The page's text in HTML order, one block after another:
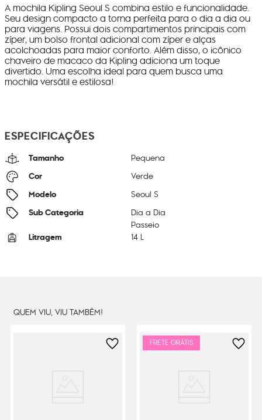
A mochila Kipling Seoul S combina estilo e funcionalidade.
Seu design compacto a torna perfeita para o dia a dia ou
para viagens. Possui dois compartimentos principais com
zíper, um bolso frontal adicional com zíper e alças
acolchoadas para maior conforto. Além disso, o icônico
chaveiro de macaco da Kipling adiciona um toque
divertido. Uma escolha ideal para quem busca uma
mochila versátil e estilosa!
ESPECIFICAÇÕES
Tamanho Pequena
Cor Verde
Modelo Seoul S
Sub Categoria
Dia a Dia
Passeio
Litragem 14 L
QUEM VIU, VIU TAMBÉM!
FRETE GRÁTIS